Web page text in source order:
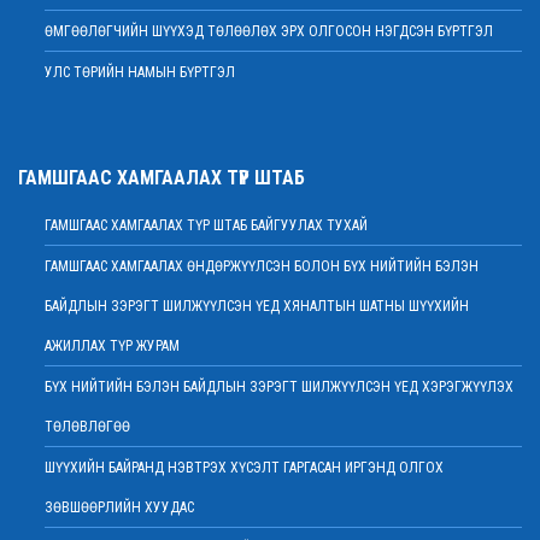
МЭНДЧИЛГЭЭ
2022 оны 02 сарын 01
Нийт шүүгчийн хуралдаан хойшлогдлоо
2022 оны 01 сарын 21
Ерөнхий шүүгч Д.Ганзориг Европын Холбооноос Монгол Улсад суугаа
Элчин сайдтай хамтын ажиллагааны талаар санал солилцов
2022 оны 01 сарын 19
тухай
2022 оны 01 сарын 19
мэдээллийн хүрээлэн нээлттэй ажлын байр зарлалаа
ӨМГӨӨЛӨГЧИЙН ШҮҮХЭД ТӨЛӨӨЛӨХ ЭРХ ОЛГОСОН НЭГДСЭН БҮРТГЭЛ
УЛС ТӨРИЙН НАМЫН БҮРТГЭЛ
ГАМШГААС ХАМГААЛАХ ТҮР ШТАБ
ГАМШГААС ХАМГААЛАХ ТҮР ШТАБ БАЙГУУЛАХ ТУХАЙ
ГАМШГААС ХАМГААЛАХ ӨНДӨРЖҮҮЛСЭН БОЛОН БҮХ НИЙТИЙН БЭЛЭН
БАЙДЛЫН ЗЭРЭГТ ШИЛЖҮҮЛСЭН ҮЕД ХЯНАЛТЫН ШАТНЫ ШҮҮХИЙН
АЖИЛЛАХ ТҮР ЖУРАМ
БҮХ НИЙТИЙН БЭЛЭН БАЙДЛЫН ЗЭРЭГТ ШИЛЖҮҮЛСЭН ҮЕД ХЭРЭГЖҮҮЛЭХ
ТӨЛӨВЛӨГӨӨ
ШҮҮХИЙН БАЙРАНД НЭВТРЭХ ХҮСЭЛТ ГАРГАСАН ИРГЭНД ОЛГОХ
ЗӨВШӨӨРЛИЙН ХУУДАС